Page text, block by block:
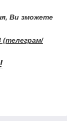
Ви зможете